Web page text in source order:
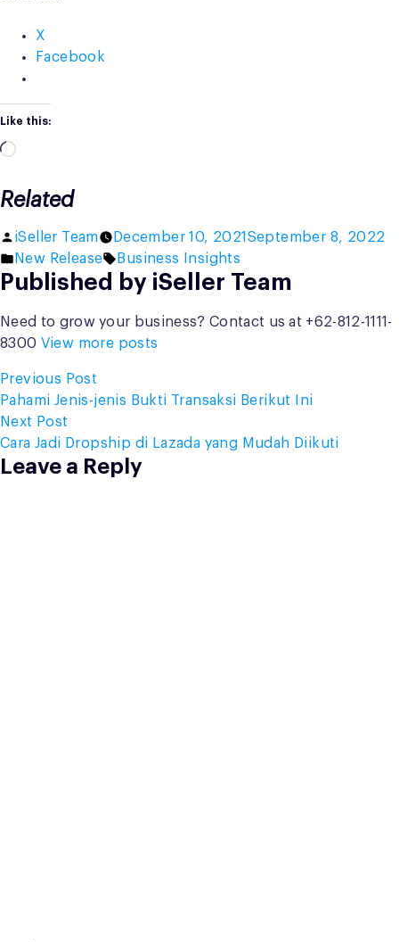
X
Facebook
Like this:
Loading…
Related
Posted
by
iSeller Team December 10, 2021 September 8, 2022
Posted
in
New Release Tags:
Business Insights
Published by iSeller Team
Need to grow your business? Contact us at +62-812-1111-
8300 View more posts
Post
navigation
Previous Post
post:
Pahami Jenis-jenis Bukti Transaksi Berikut Ini
Next Post
post:
Cara Jadi Dropship di Lazada yang Mudah Diikuti
Leave a Reply